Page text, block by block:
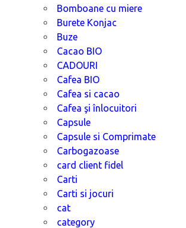
Bomboane cu miere
Burete Konjac
Buze
Cacao BIO
CADOURI
Cafea BIO
Cafea si cacao
Cafea şi înlocuitori
Capsule
Capsule si Comprimate
Carbogazoase
card client fidel
Carti
Carti si jocuri
cat
category